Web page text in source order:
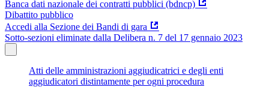
Banca dati nazionale dei contratti pubblici (bdncp)
Dibattito pubblico
Accedi alla Sezione dei Bandi di gara
Sotto-sezioni eliminate dalla Delibera n. 7 del 17 gennaio 2023
Atti delle amministrazioni aggiudicatrici e degli enti
aggiudicatori distintamente per ogni procedura